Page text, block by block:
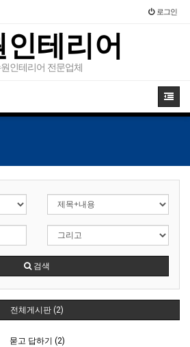
로그인
테리어
인테리어 전문업체
검색
전체게시판 (2)
묻고 답하기 (2)